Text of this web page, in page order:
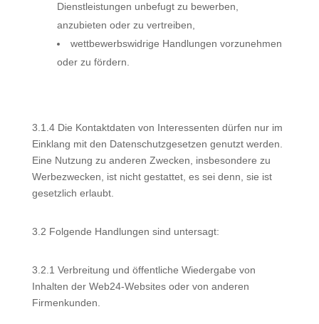
Dienstleistungen unbefugt zu bewerben,
anzubieten oder zu vertreiben,
wettbewerbswidrige Handlungen vorzunehmen
oder zu fördern.
3.1.4 Die Kontaktdaten von Interessenten dürfen nur im
Einklang mit den Datenschutzgesetzen genutzt werden.
Eine Nutzung zu anderen Zwecken, insbesondere zu
Werbezwecken, ist nicht gestattet, es sei denn, sie ist
gesetzlich erlaubt.
3.2 Folgende Handlungen sind untersagt:
3.2.1 Verbreitung und öffentliche Wiedergabe von
Inhalten der Web24-Websites oder von anderen
Firmenkunden.